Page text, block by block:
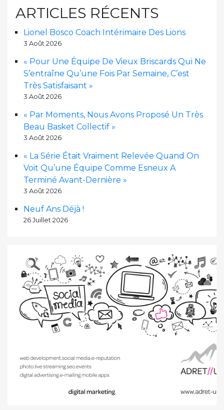
ARTICLES RÉCENTS
Lionel Bosco Coach Intérimaire Des Lions
3 Août 2026
« Pour Une Équipe De Vieux Briscards Qui Ne
S’entraîne Qu’une Fois Par Semaine, C’est
Très Satisfaisant »
3 Août 2026
« Par Moments, Nous Avons Proposé Un Très
Beau Basket Collectif »
3 Août 2026
« La Série Était Vraiment Relevée Quand On
Voit Qu’une Équipe Comme Esneux A
Terminé Avant-Dernière »
3 Août 2026
Neuf Ans Déjà !
26 Juillet 2026